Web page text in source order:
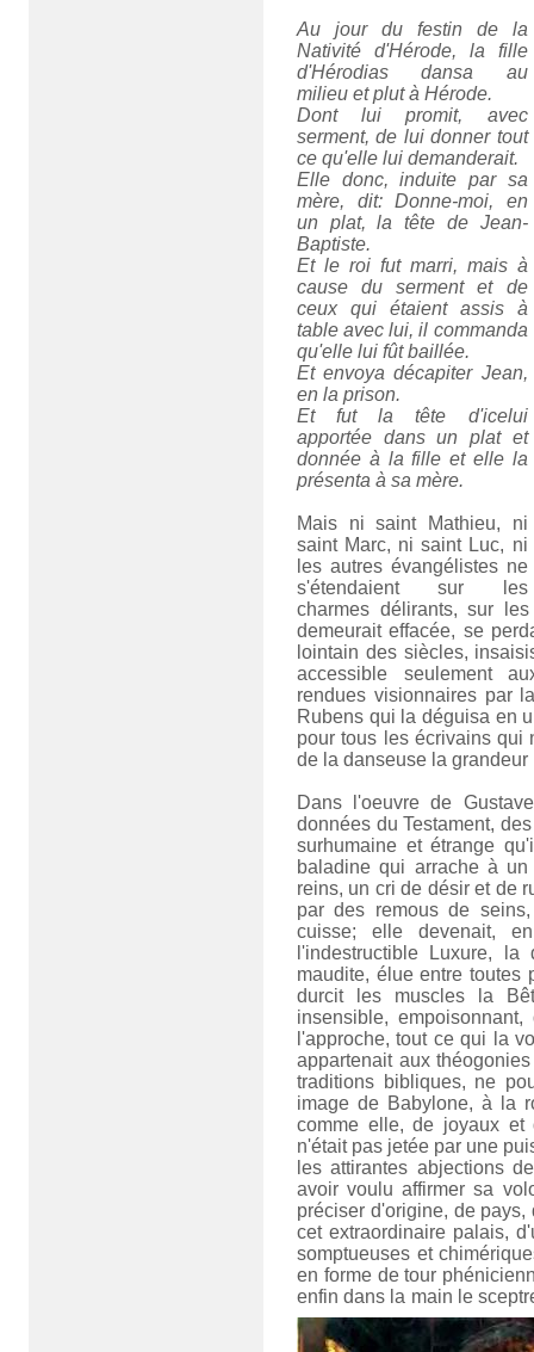
Au jour du festin de la
Nativité d'Hérode, la fille
d'Hérodias dansa au
milieu et plut à Hérode.
Dont lui promit, avec
serment, de lui donner tout
ce qu'elle lui demanderait.
Elle donc, induite par sa
mère, dit: Donne-moi, en
un plat, la tête de Jean-
Baptiste.
Et le roi fut marri, mais à
cause du serment et de
ceux qui étaient assis à
table avec lui, il commanda
qu'elle lui fût baillée.
Et envoya décapiter Jean,
en la prison.
Et fut la tête d'icelui
apportée dans un plat et
donnée à la fille et elle la
présenta à sa mère.
Mais ni saint Mathieu, ni
saint Marc, ni saint Luc, ni
les autres évangélistes ne
s'étendaient sur les
charmes délirants, sur
demeurait effacée, se
lointain des siècles,
accessible seulement
rendues visionnaires par
Rubens qui la déguisa en
pour tous les écrivains qui
de la danseuse la
Dans l'oeuvre de
données du Testament,
surhumaine et étrange
baladine qui arrache à
reins, un cri de désir et de
par des remous de
cuisse; elle devenait,
l'indestructible Luxure,
maudite, élue entre
durcit les muscles la
insensible,
l'approche, tout ce qui la
appartenait aux
traditions bibliques, ne
image de Babylone, à la
comme elle, de joyaux et
n'était pas jetée par une
les attirantes abjections
avoir voulu affirmer sa
préciser d'origine, de
cet extraordinaire palais,
somptueuses et
en forme de tour
enfin dans la main le